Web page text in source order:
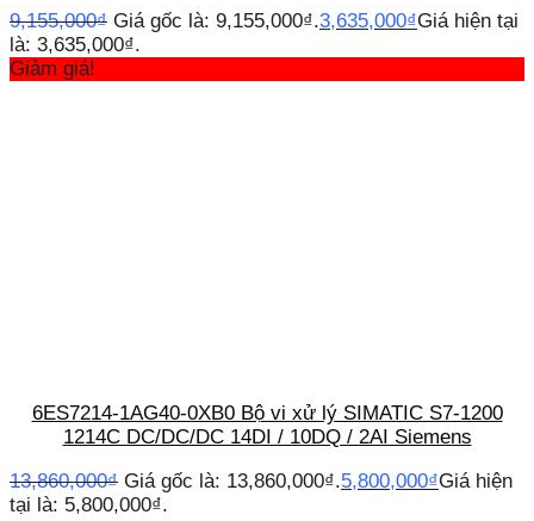
9,155,000₫ Giá gốc là: 9,155,000₫.3,635,000₫Giá hiện tại
là: 3,635,000₫.
Giảm giá!
6ES7214-1AG40-0XB0 Bộ vi xử lý SIMATIC S7-1200
1214C DC/DC/DC 14DI / 10DQ / 2AI Siemens
13,860,000₫ Giá gốc là: 13,860,000₫.5,800,000₫Giá hiện
tại là: 5,800,000₫.